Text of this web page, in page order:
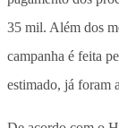
35 mil. Além dos
campanha é feita
estimado, já foram